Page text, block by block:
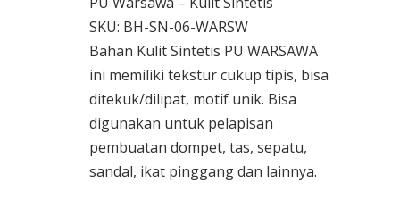
SKU: BH-SN-06-WARSW
Bahan Kulit Sintetis PU WARSAWA
ini memiliki tekstur cukup tipis, bisa
ditekuk/dilipat, motif unik. Bisa
digunakan untuk pelapisan
pembuatan dompet, tas, sepatu,
sandal, ikat pinggang dan lainnya.